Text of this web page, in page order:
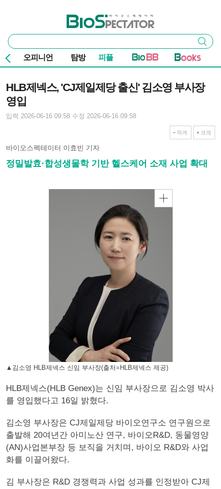
바이오스펙테이터
통
합
검
색
검색
오피니언 탐방 피플
HLB제넥스, 'CJ제일제당 출신' 김소영 부사장
영입
입력 2026-06-16 09:58 수정 2026-06-16 09:58
작게 크게
바이오스펙테이터 이효빈 기자
정밀발효·합성생물학 기반 헬스케어 소재 사업 확대
▲김소영 HLB제넥스 신임 부사장(출처=HLB제넥스 제공)
HLB제넥스(HLB Genex)는 신임 부사장으로 김소영 박사
를 영입했다고 16일 밝혔다.
김소영 부사장은 CJ제일제당 바이오연구소 연구원으로
출발해 20여년간 아미노산 연구, 바이오R&D, 동물영양
(AN)사업본부장 등 보직을 거치며, 바이오 R&D와 사업
화를 이끌어왔다.
김 부사장은 R&D 경쟁력과 사업 성과를 인정받아 CJ제